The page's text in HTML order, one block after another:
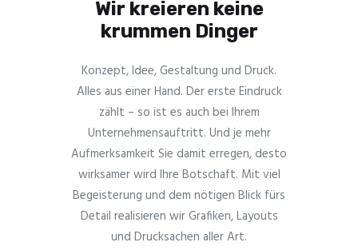
Wir kreieren keine
krummen Dinger
Konzept, Idee, Gestaltung und Druck.
Alles aus einer Hand. Der erste Eindruck
zählt – so ist es auch bei Ihrem
Unternehmensauftritt. Und je mehr
Aufmerksamkeit Sie damit erregen, desto
wirksamer wird Ihre Botschaft. Mit viel
Begeisterung und dem nötigen Blick fürs
Detail realisieren wir Grafiken, Layouts
und Drucksachen aller Art.